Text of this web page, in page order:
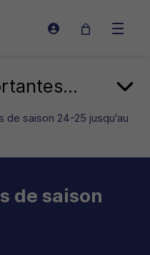
Connexion Ouvrir
de saison 24-25 jusqu'au
de saison